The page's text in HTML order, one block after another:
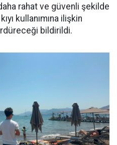
rahat ve güvenli şekilde
kullanımına ilişkin
bildirildi.